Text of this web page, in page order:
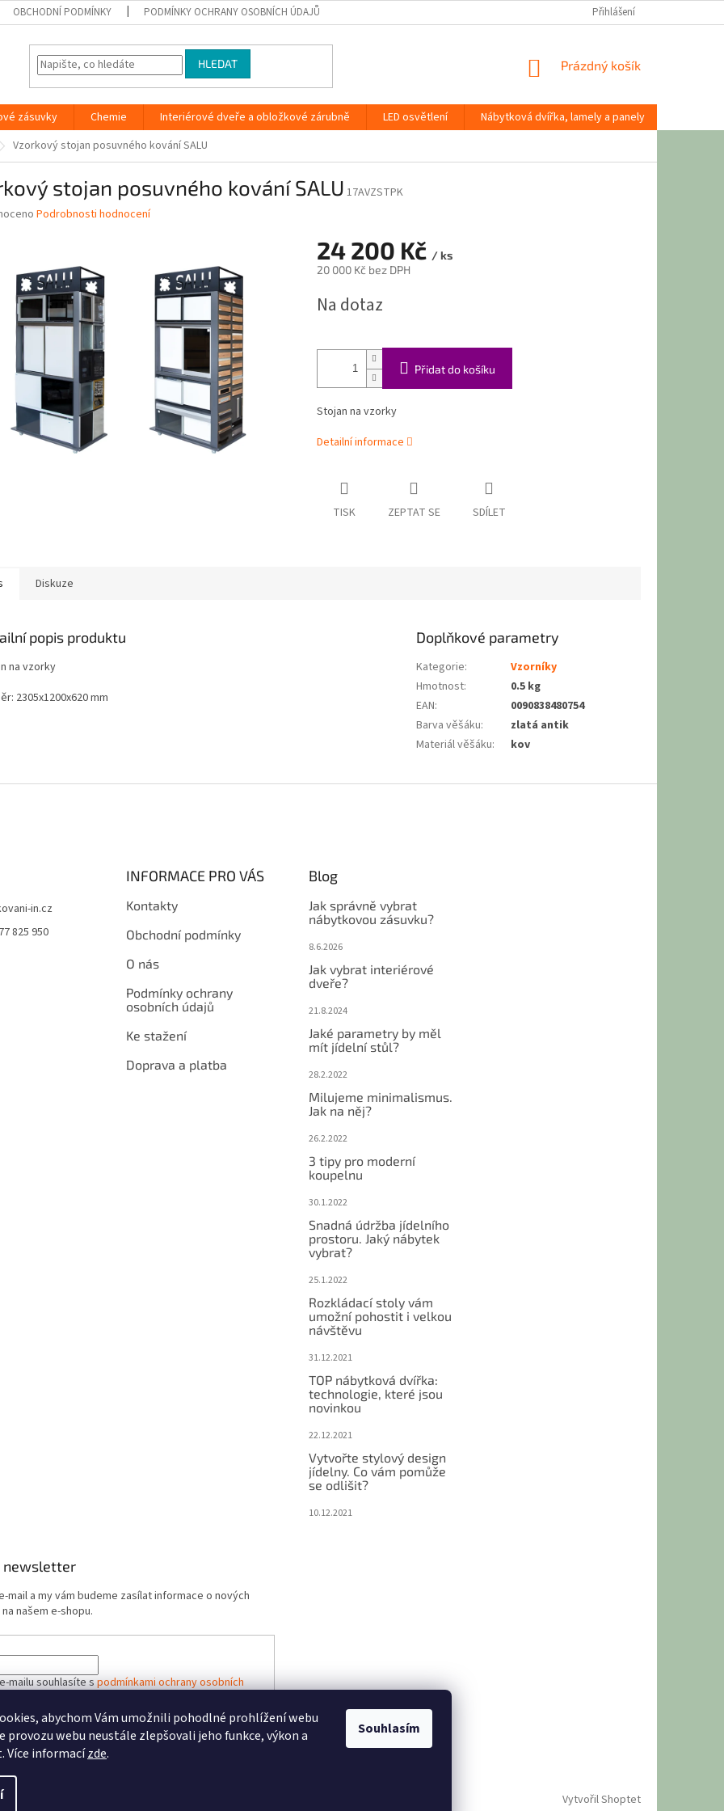
abychom Vám umožnili pohodlné prohlížení webu
provozu webu neustále zlepšovali jeho funkce, výkon a
Více informacízde.
Souhlasím
OBCHODNÍ PODMÍNKY PODMÍNKY OCHRANY OSOBNÍCH ÚDAJŮ Přihlášení
HLEDAT
NÁKUPNÍ
Prázdný košík
zásuvky Chemie Interiérové dveře a obložkové zárubně LED osvětlení Nábytková dvířka, lamely a panely
Vzorkový stojan posuvného kování SALU
stojan posuvného kování SALU17AVZSTPK
Podrobnosti hodnocení
24 200 Kč / ks
20 000 Kč bez DPH
cena:
Na dotaz
Přidat do košíku
Stojan na vzorky
Detailní informace
TISK ZEPTAT SE SDÍLET
Diskuze
popis produktu
na vzorky
2305x1200x620 mm
Doplňkové parametry
Kategorie:
Vzorníky
Hmotnost:
0.5 kg
EAN:
0090838480754
Barva věšáku:
zlatá antik
Materiál věšáku: kov
in.cz
825 950
INFORMACE PRO VÁS
Kontakty
Obchodní podmínky
O nás
Podmínky ochrany
osobních údajů
Ke stažení
Doprava a platba
Blog
Jak správně vybrat
nábytkovou zásuvku?
8.6.2026
Jak vybrat interiérové
dveře?
21.8.2024
Jaké parametry by měl
mít jídelní stůl?
28.2.2022
Milujeme minimalismus.
Jak na něj?
26.2.2022
3 tipy pro moderní
koupelnu
30.1.2022
Snadná údržba jídelního
prostoru. Jaký nábytek
vybrat?
25.1.2022
Rozkládací stoly vám
umožní pohostit i velkou
návštěvu
31.12.2021
TOP nábytková dvířka:
technologie, které jsou
novinkou
22.12.2021
Vytvořte stylový design
jídelny. Co vám pomůže
se odlišit?
10.12.2021
newsletter
mail a my vám budeme zasílat informace o nových
našem e-shopu.
mailu souhlasíte spodmínkami ochrany osobních
SE
Vytvořil Shoptet
nastavení cookies